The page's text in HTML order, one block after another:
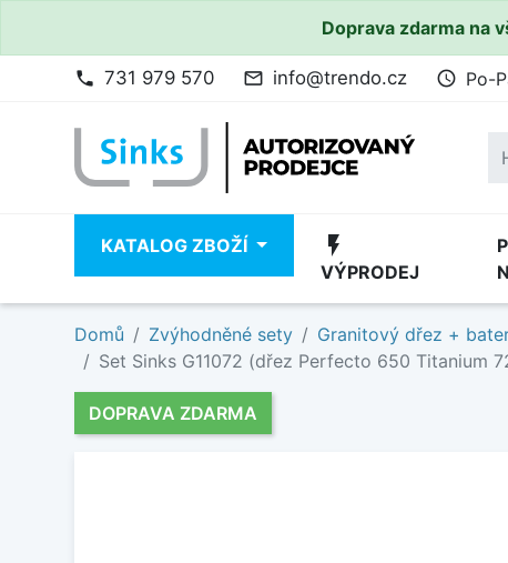
Doprava zdarma na
phone 731 979 570 mail_outline info@trendo.cz access_time Po-
KATALOG ZBOŽÍ flash_on
VÝPRODEJ
Domů Zvýhodněné sety Granitový dřez +
Set Sinks G11072 (dřez Perfecto 650 Titanium
DOPRAVA ZDARMA